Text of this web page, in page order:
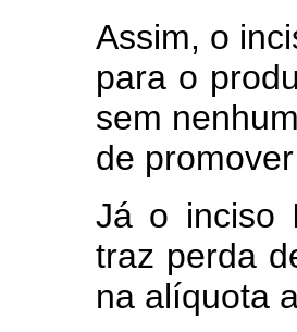
Assim, o
para o
sem
de
Já o inciso
traz perda
na alíquota